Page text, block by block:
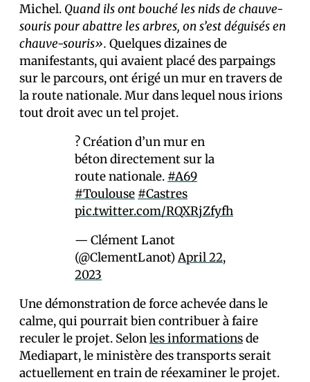
Michel. Quand ils ont bouché les nids de chauve-
souris pour abattre les arbres, on s’est déguisés en
chauve-souris». Quelques dizaines de
manifestants, qui avaient placé des parpaings
sur le parcours, ont érigé un mur en travers de
la route nationale. Mur dans lequel nous irions
tout droit avec un tel projet.
? Création d’un mur en
béton directement sur la
route nationale. #A69
#Toulouse #Castres
pic.twitter.com/RQXRjZfyfh
— Clément Lanot
(@ClementLanot)April 22,
2023
Une démonstration de force achevée dans le
calme, qui pourrait bien contribuer à faire
reculer le projet. Selonles informationsde
Mediapart, le ministère des transports serait
actuellement en train de réexaminer le projet.